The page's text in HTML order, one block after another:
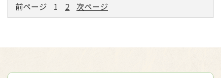
前ページ 1 2 次ページ